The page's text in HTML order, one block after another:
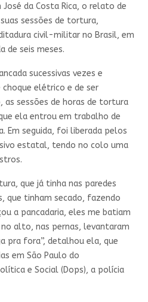
da Costa Rica, o relato de
sessões de tortura,
civil-militar no Brasil, em
de seis meses.
sucessivas vezes e
elétrico e de ser
as sessões de horas de tortura
ela entrou em trabalho de
Em seguida, foi liberada pelos
estatal, tendo no colo uma
que já tinha nas paredes
que tinham secado, fazendo
a pancadaria, eles me batiam
alto, nas pernas, levantaram
pra fora”, detalhou ela, que
em São Paulo do
e Social (Dops), a polícia